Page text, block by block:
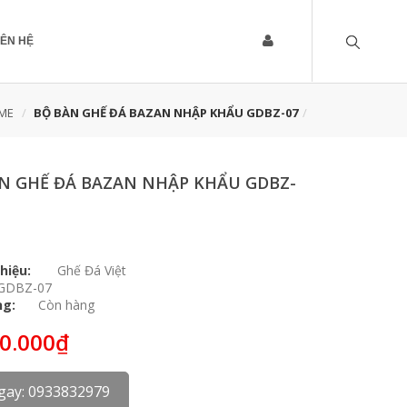
HỆ
BỘ BÀN GHẾ ĐÁ BAZAN NHẬP KHẨU GDBZ-07
GHẾ ĐÁ BAZAN NHẬP KHẨU GDBZ-
Ghế Đá Việt
07
Còn hàng
0933832979